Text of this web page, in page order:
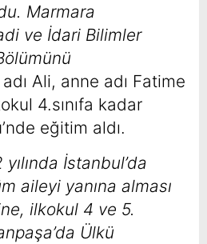
Marmara
ve İdari Bilimler
adı Ali, anne adı Fatime
4.sınıfa kadar
eğitim aldı.
İstanbul’da
aileyi yanına alması
ilkokul 4 ve 5.
Ülkü